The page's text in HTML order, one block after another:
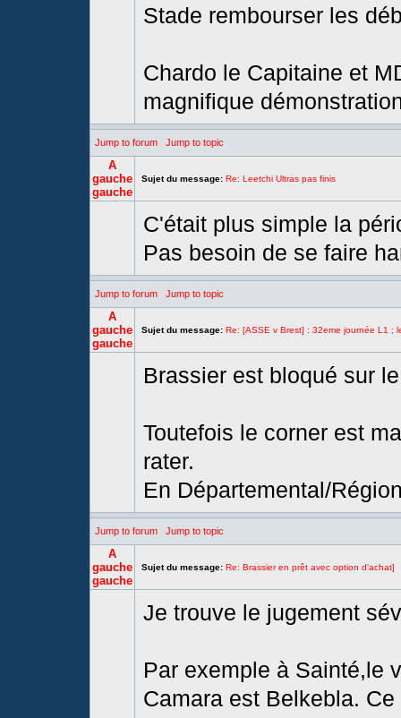
Stade rembourser les
Chardo le Capitaine et
magnifique
Jump to forum Jump to topic
A
gauche
gauche
Sujet du message: Re: Leetchi Ultras pas finis
C'était plus simple la
Pas besoin de se faire
Jump to forum Jump to topic
A
gauche
gauche
Sujet du message: Re: [ASSE v Brest] : 32eme journée L1 ;
Brassier est bloqué sur
Toutefois le corner est
rater.
En Départemental/
Jump to forum Jump to topic
A
gauche
gauche
Sujet du message: Re: Brassier en prêt avec option d'achat]
Je trouve le jugement
Par exemple à Sainté,le
Camara est Belkebla.